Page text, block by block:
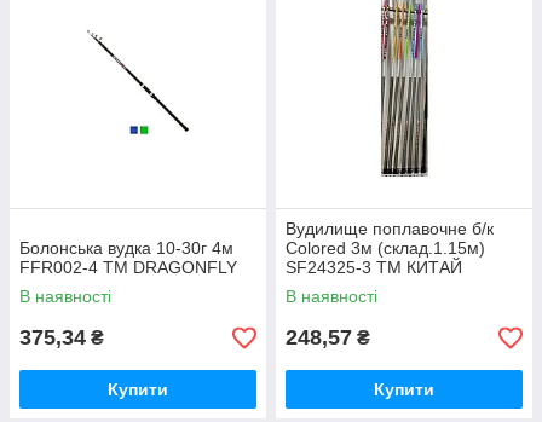
Болонська вудка 10-30г 4м
FFR002-4 ТМ DRAGONFLY
В наявності
375,34 ₴
Купити
Вудилище поплавочне б/к
Colored 3м (склад.1.15м)
SF24325-3 ТМ КИТАЙ
В наявності
248,57 ₴
Купити